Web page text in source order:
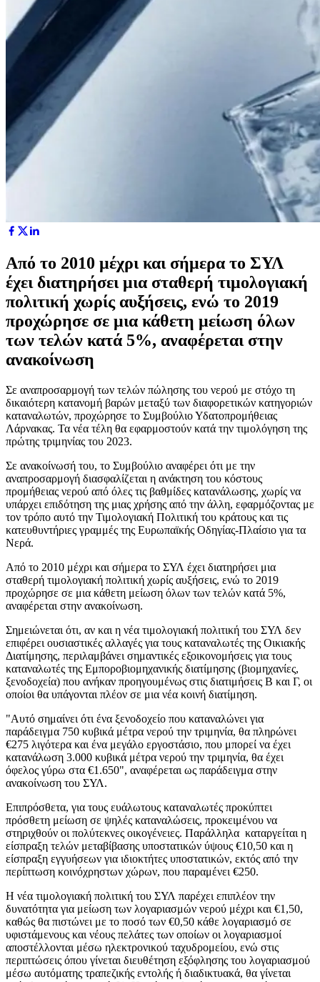
Από το 2010 μέχρι και σήμερα το ΣΥΛ
έχει διατηρήσει μια σταθερή τιμολογιακή
πολιτική χωρίς αυξήσεις, ενώ το 2019
προχώρησε σε μια κάθετη μείωση όλων
των τελών κατά 5%, αναφέρεται στην
ανακοίνωση
Σε αναπροσαρμογή των τελών πώλησης του νερού με στόχο τη
δικαιότερη κατανομή βαρών μεταξύ των διαφορετικών κατηγοριών
καταναλωτών, προχώρησε το Συμβούλιο Υδατοπρομήθειας
Λάρνακας. Τα νέα τέλη θα εφαρμοστούν κατά την τιμολόγηση της
πρώτης τριμηνίας του 2023.
Σε ανακοίνωσή του, το Συμβούλιο αναφέρει ότι με την
αναπροσαρμογή διασφαλίζεται η ανάκτηση του κόστους
προμήθειας νερού από όλες τις βαθμίδες κατανάλωσης, χωρίς να
υπάρχει επιδότηση της μιας χρήσης από την άλλη, εφαρμόζοντας με
τον τρόπο αυτό την Τιμολογιακή Πολιτική του κράτους και τις
κατευθυντήριες γραμμές της Ευρωπαϊκής Οδηγίας-Πλαίσιο για τα
Νερά.
Από το 2010 μέχρι και σήμερα το ΣΥΛ έχει διατηρήσει μια
σταθερή τιμολογιακή πολιτική χωρίς αυξήσεις, ενώ το 2019
προχώρησε σε μια κάθετη μείωση όλων των τελών κατά 5%,
αναφέρεται στην ανακοίνωση.
Σημειώνεται ότι, αν και η νέα τιμολογιακή πολιτική του ΣΥΛ δεν
επιφέρει ουσιαστικές αλλαγές για τους καταναλωτές της Οικιακής
Διατίμησης, περιλαμβάνει σημαντικές εξοικονομήσεις για τους
καταναλωτές της Εμποροβιομηχανικής διατίμησης (βιομηχανίες,
ξενοδοχεία) που ανήκαν προηγουμένως στις διατιμήσεις Β και Γ, οι
οποίοι θα υπάγονται πλέον σε μια νέα κοινή διατίμηση.
"Αυτό σημαίνει ότι ένα ξενοδοχείο που καταναλώνει για
παράδειγμα 750 κυβικά μέτρα νερού την τριμηνία, θα πληρώνει
€275 λιγότερα και ένα μεγάλο εργοστάσιο, που μπορεί να έχει
κατανάλωση 3.000 κυβικά μέτρα νερού την τριμηνία, θα έχει
όφελος γύρω στα €1.650", αναφέρεται ως παράδειγμα στην
ανακοίνωση του ΣΥΛ.
Επιπρόσθετα, για τους ευάλωτους καταναλωτές προκύπτει
πρόσθετη μείωση σε ψηλές καταναλώσεις, προκειμένου να
στηριχθούν οι πολύτεκνες οικογένειες. Παράλληλα καταργείται η
είσπραξη τελών μεταβίβασης υποστατικών ύψους €10,50 και η
είσπραξη εγγυήσεων για ιδιοκτήτες υποστατικών, εκτός από την
περίπτωση κοινόχρηστων χώρων, που παραμένει €250.
Η νέα τιμολογιακή πολιτική του ΣΥΛ παρέχει επιπλέον την
δυνατότητα για μείωση των λογαριασμών νερού μέχρι και €1,50,
καθώς θα πιστώνει με το ποσό των €0,50 κάθε λογαριασμό σε
υφιστάμενους και νέους πελάτες των οποίων οι λογαριασμοί
αποστέλλονται μέσω ηλεκτρονικού ταχυδρομείου, ενώ στις
περιπτώσεις όπου γίνεται διευθέτηση εξόφλησης του λογαριασμού
μέσω αυτόματης τραπεζικής εντολής ή διαδικτυακά, θα γίνεται